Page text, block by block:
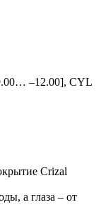
–12.00], CYL
Crizal
а глаза – от